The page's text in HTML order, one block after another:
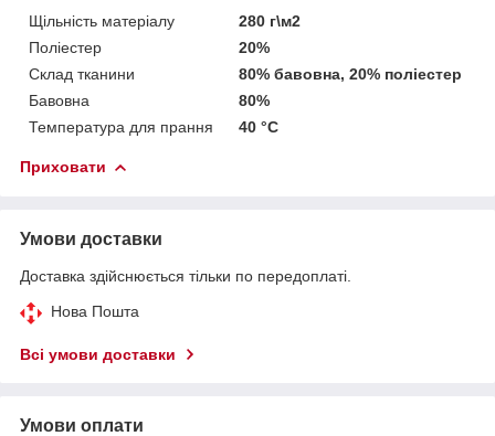
Щільність матеріалу
280 г\м2
Поліестер
20%
Склад тканини
80% бавовна, 20% поліестер
Бавовна
80%
Температура для прання
40 °C
Приховати
Умови доставки
Доставка здійснюється тільки по передоплаті.
Нова Пошта
Всі умови доставки
Умови оплати